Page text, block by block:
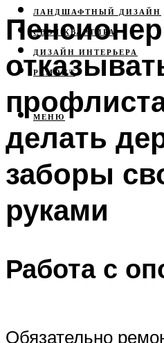
ЛАНДШАФТНЫЙ ДИЗАЙН
СВОЯ КВАРТИРА
ДИЗАЙН ИНТЕРЬЕРА
РЕМОНТ
МЕНЮ
делать
заборы
руками
Работа с
Обязательно